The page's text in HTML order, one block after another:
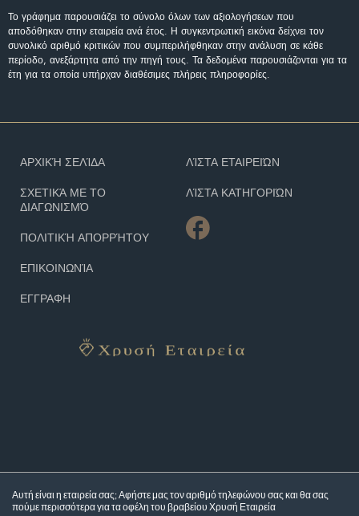
Το γράφημα παρουσιάζει το σύνολο όλων των αξιολογήσεων που
αποδόθηκαν στην εταιρεία ανά έτος. Η συγκεντρωτική εικόνα δείχνει τον
συνολικό αριθμό κριτικών που συμπεριλήφθηκαν στην ανάλυση σε κάθε
περίοδο, ανεξάρτητα από την πηγή τους. Τα δεδομένα παρουσιάζονται για τα
έτη για τα οποία υπήρχαν διαθέσιμες πλήρεις πληροφορίες.
Αυτή είναι η εταιρεία σας; Αφήστε μας τον αριθμό τηλεφώνου σας και θα σας
πούμε περισσότερα για ταοφέλη του βραβείου Χρυσή Εταιρεία
ΑΡΧΙΚΉ ΣΕΛΊΔΑ
ΣΧΕΤΙΚΆ ΜΕ ΤΟ
ΔΙΑΓΩΝΙΣΜΌ
ΠΟΛΙΤΙΚΉ ΑΠΟΡΡΉΤΟΥ
ΕΠΙΚΟΙΝΩΝΊΑ
ΕΓΓΡΑΦΗ
ΛΊΣΤΑ ΕΤΑΙΡΕΙΏΝ
ΛΊΣΤΑ ΚΑΤΗΓΟΡΙΏΝ